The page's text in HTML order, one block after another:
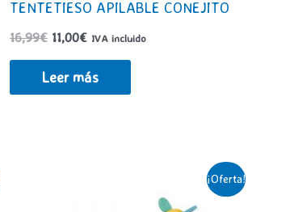
TENTETIESO APILABLE CONEJITO
16,99€ El
original
era:
11,00€El
actual
es:
IVA incluido
Leer más
¡Oferta!